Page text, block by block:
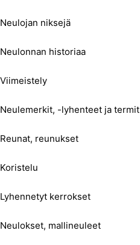
Neulojan niksejä
Neulonnan historiaa
Viimeistely
Neulemerkit, -lyhenteet ja termit
Reunat, reunukset
Koristelu
Lyhennetyt kerrokset
Neulokset, mallineuleet